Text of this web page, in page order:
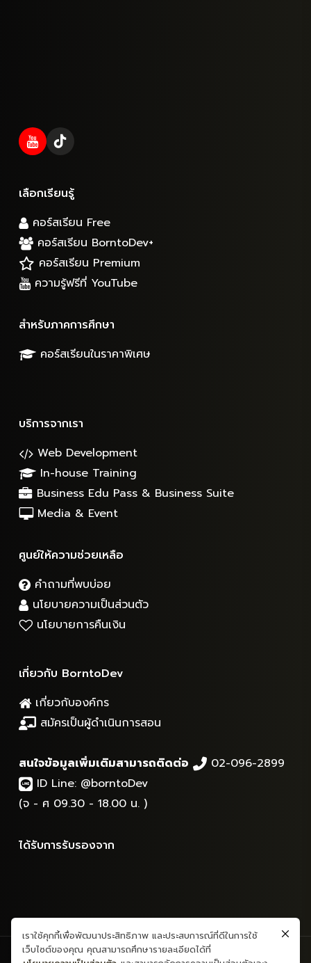
เลือกเรียนรู้
คอร์สเรียน Free
คอร์สเรียน BorntoDev+
คอร์สเรียน Premium
ความรู้ฟรีที่ YouTube
สำหรับภาคการศึกษา
คอร์สเรียนในราคาพิเศษ
บริการจากเรา
Web Development
In-house Training
Business Edu Pass & Business Suite
Media & Event
ศูนย์ให้ความช่วยเหลือ
คำถามที่พบบ่อย
นโยบายความเป็นส่วนตัว
นโยบายการคืนเงิน
เกี่ยวกับ BorntoDev
เกี่ยวกับองค์กร
สมัครเป็นผู้ดำเนินการสอน
สนใจข้อมูลเพิ่มเติมสามารถติดต่อ
02-096-2899
ID Line: @borntoDev
(จ - ศ 09.30 - 18.00 น. )
ได้รับการรับรองจาก
สงวนลิขสิทธิ์ © 2565 - ข้อมูลและเนื้อหาทั้งหมด - บริษัท บอร์นทูเดฟ
เราใช้คุกกี้เพื่อพัฒนาประสิทธิภาพ และประสบการณ์ที่ดีในการใช้
เว็บไซต์ของคุณ คุณสามารถศึกษารายละเอียดได้ที่